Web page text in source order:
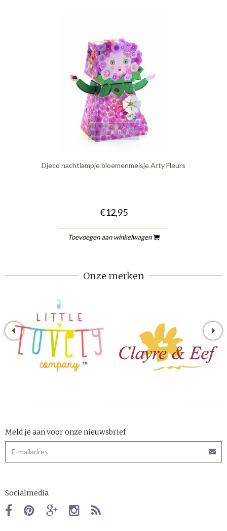
quickshop
Djeco nachtlampje bloemenmeisje Arty Fleurs
€12,95
Toevoegen aan winkelwagen
Onze merken
Meld je aan voor onze nieuwsbrief
Socialmedia